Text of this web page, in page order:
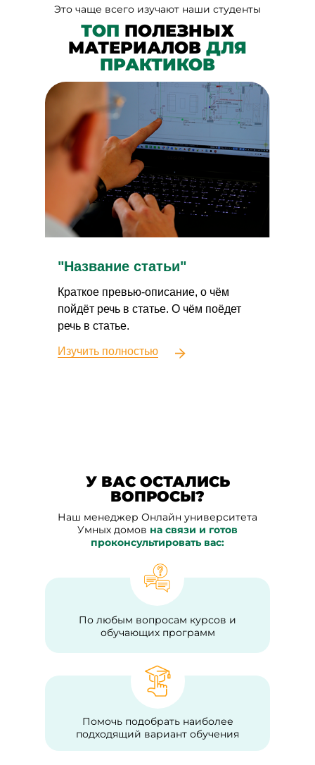
ТОП ПОЛЕЗНЫХ
МАТЕРИАЛОВ ДЛЯ
ПРАКТИКОВ
Это чаще всего изучают наши студенты
"Название статьи"
Краткое превью-описание, о чём
пойдёт речь в статье. О чём поёдет
речь в статье.
Изучить полностью
Помочь подобрать наиболее
подходящий вариант обучения
По любым вопросам курсов и
обучающих программ
У ВАС ОСТАЛИСЬ
ВОПРОСЫ?
Наш менеджер Онлайн университета
Умных домов на связи и готов
проконсультировать вас: